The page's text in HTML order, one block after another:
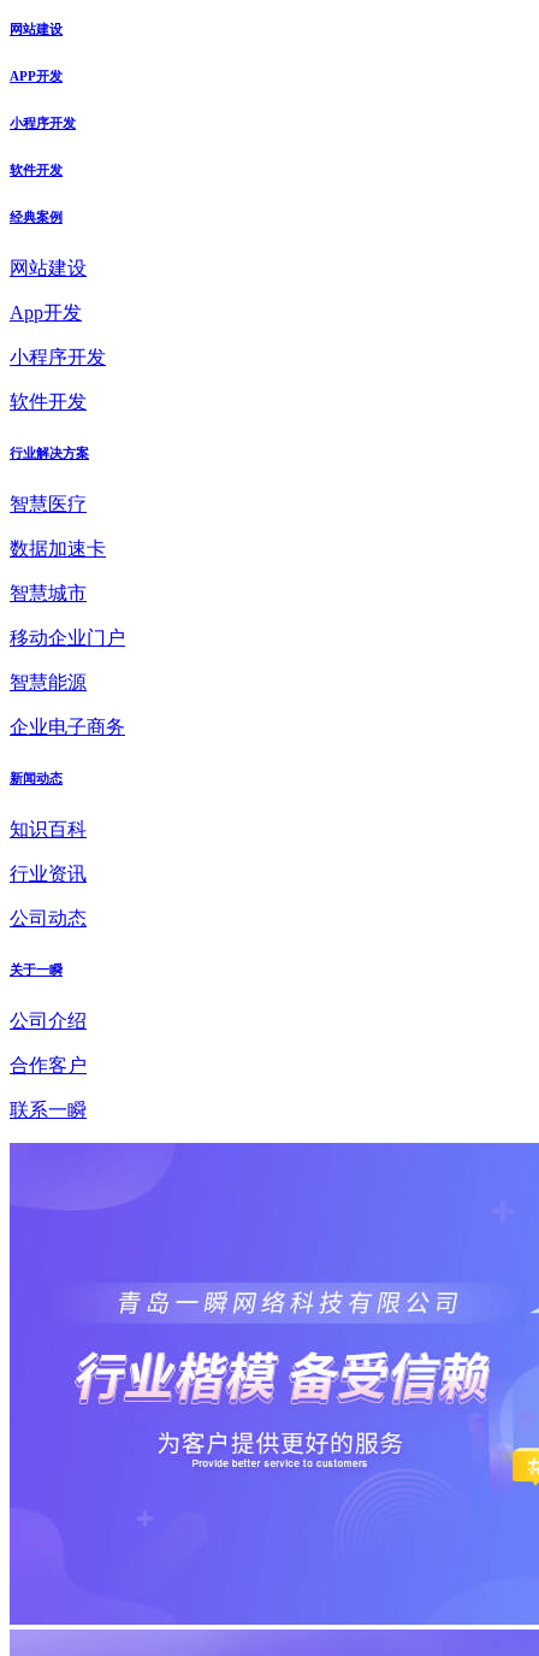
网站建设
APP开发
小程序开发
软件开发
经典案例
网站建设
App开发
小程序开发
软件开发
行业解决方案
智慧医疗
数据加速卡
智慧城市
移动企业门户
智慧能源
企业电子商务
新闻动态
知识百科
行业资讯
公司动态
关于一瞬
公司介绍
合作客户
联系一瞬